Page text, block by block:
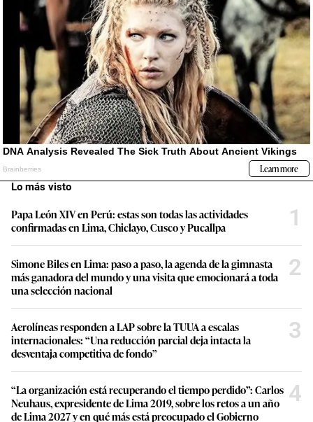
Lo más visto
Papa León XIV en Perú: estas son todas las actividades
confirmadas en Lima, Chiclayo, Cusco y Pucallpa
1
Simone Biles en Lima: paso a paso, la agenda de la gimnasta
más ganadora del mundo y una visita que emocionará a toda
una selección nacional
2
Aerolíneas responden a LAP sobre la TUUA a escalas
internacionales: “Una reducción parcial deja intacta la
desventaja competitiva de fondo”
3
“La organización está recuperando el tiempo perdido”: Carlos
Neuhaus, expresidente de Lima 2019, sobre los retos a un año
de Lima 2027 y en qué más está preocupado el Gobierno
4